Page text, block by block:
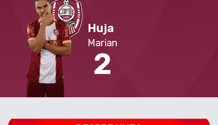
2
Huja
Marian